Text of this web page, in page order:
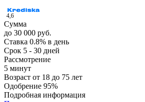
4,6
Сумма
до 30 000 руб.
Ставка 0.8% в день
Срок 5 - 30 дней
Рассмотрение
5 минут
Возраст от 18 до 75 лет
Одобрение 95%
Подробная информация